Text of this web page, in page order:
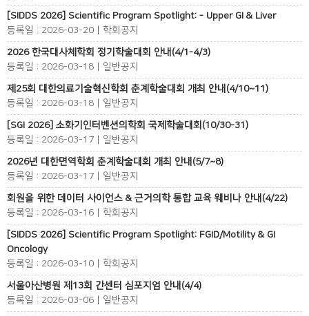
[SIDDS 2026] Scientific Program Spotlight: - Upper GI & Liver
등록일 : 2026-03-20 | 학회공지
2026 한국대사체학회 정기학술대회 안내(4/1-4/3)
등록일 : 2026-03-18 | 일반공지
제25회 대한의료기술혁신학회 춘계학술대회 개최 안내(4/10~11)
등록일 : 2026-03-18 | 일반공지
[SGI 2026] 소화기인터벤션의학회 국제학술대회(10/30-31)
등록일 : 2026-03-17 | 일반공지
2026년 대한면역학회 춘계학술대회 개최 안내(5/7~8)
등록일 : 2026-03-17 | 일반공지
회원을 위한 데이터 사이언스 & 근거의학 통합 교육 웨비나 안내(4/22)
등록일 : 2026-03-16 | 학회공지
[SIDDS 2026] Scientific Program Spotlight: FGID/Motility & GI
Oncology
등록일 : 2026-03-10 | 학회공지
서울아산병원 제13회 간센터 심포지엄 안내(4/4)
등록일 : 2026-03-06 | 일반공지